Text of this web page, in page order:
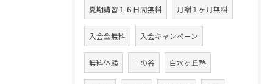
夏期講習１６日間無料 月謝１ヶ月無料
入会金無料 入会キャンペーン
無料体験 一の谷 白水ヶ丘塾